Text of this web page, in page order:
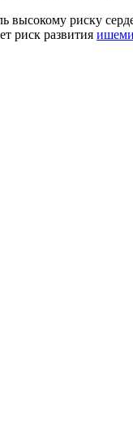
высокому риску
риск развития